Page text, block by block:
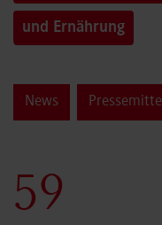
und Ernährung
News
60